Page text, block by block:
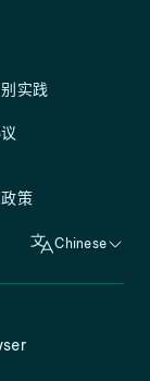
实践
策
Chinese